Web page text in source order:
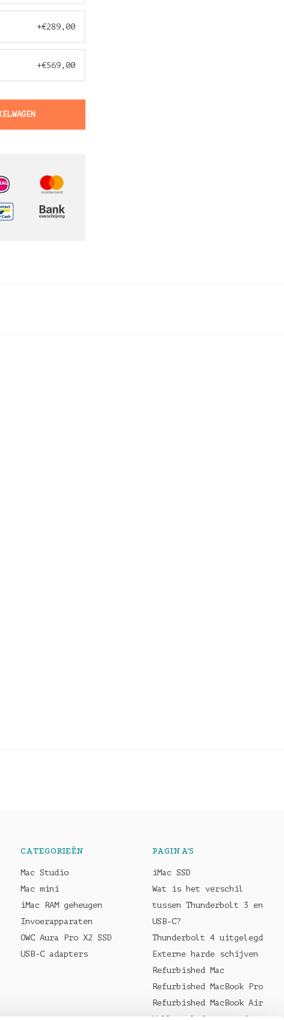
+€289,00
+€569,00
CATEGORIEËN
Mac Studio
Mac mini
iMac RAM geheugen
Invoerapparaten
OWC Aura Pro X2 SSD
USB-C adapters
PAGINA'S
iMac SSD
Wat is het verschil
tussen Thunderbolt 3 en
USB-C?
Thunderbolt 4 uitgelegd
Externe harde schijven
Refurbished Mac
Refurbished MacBook Pro
Refurbished MacBook Air